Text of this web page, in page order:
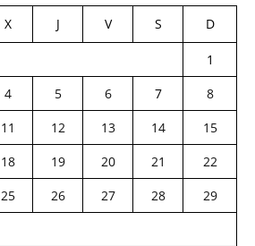
X J V S D
1
4 5 6 7
8
11 12 13 14
15
18 19 20 21
22
25 26 27 28
29